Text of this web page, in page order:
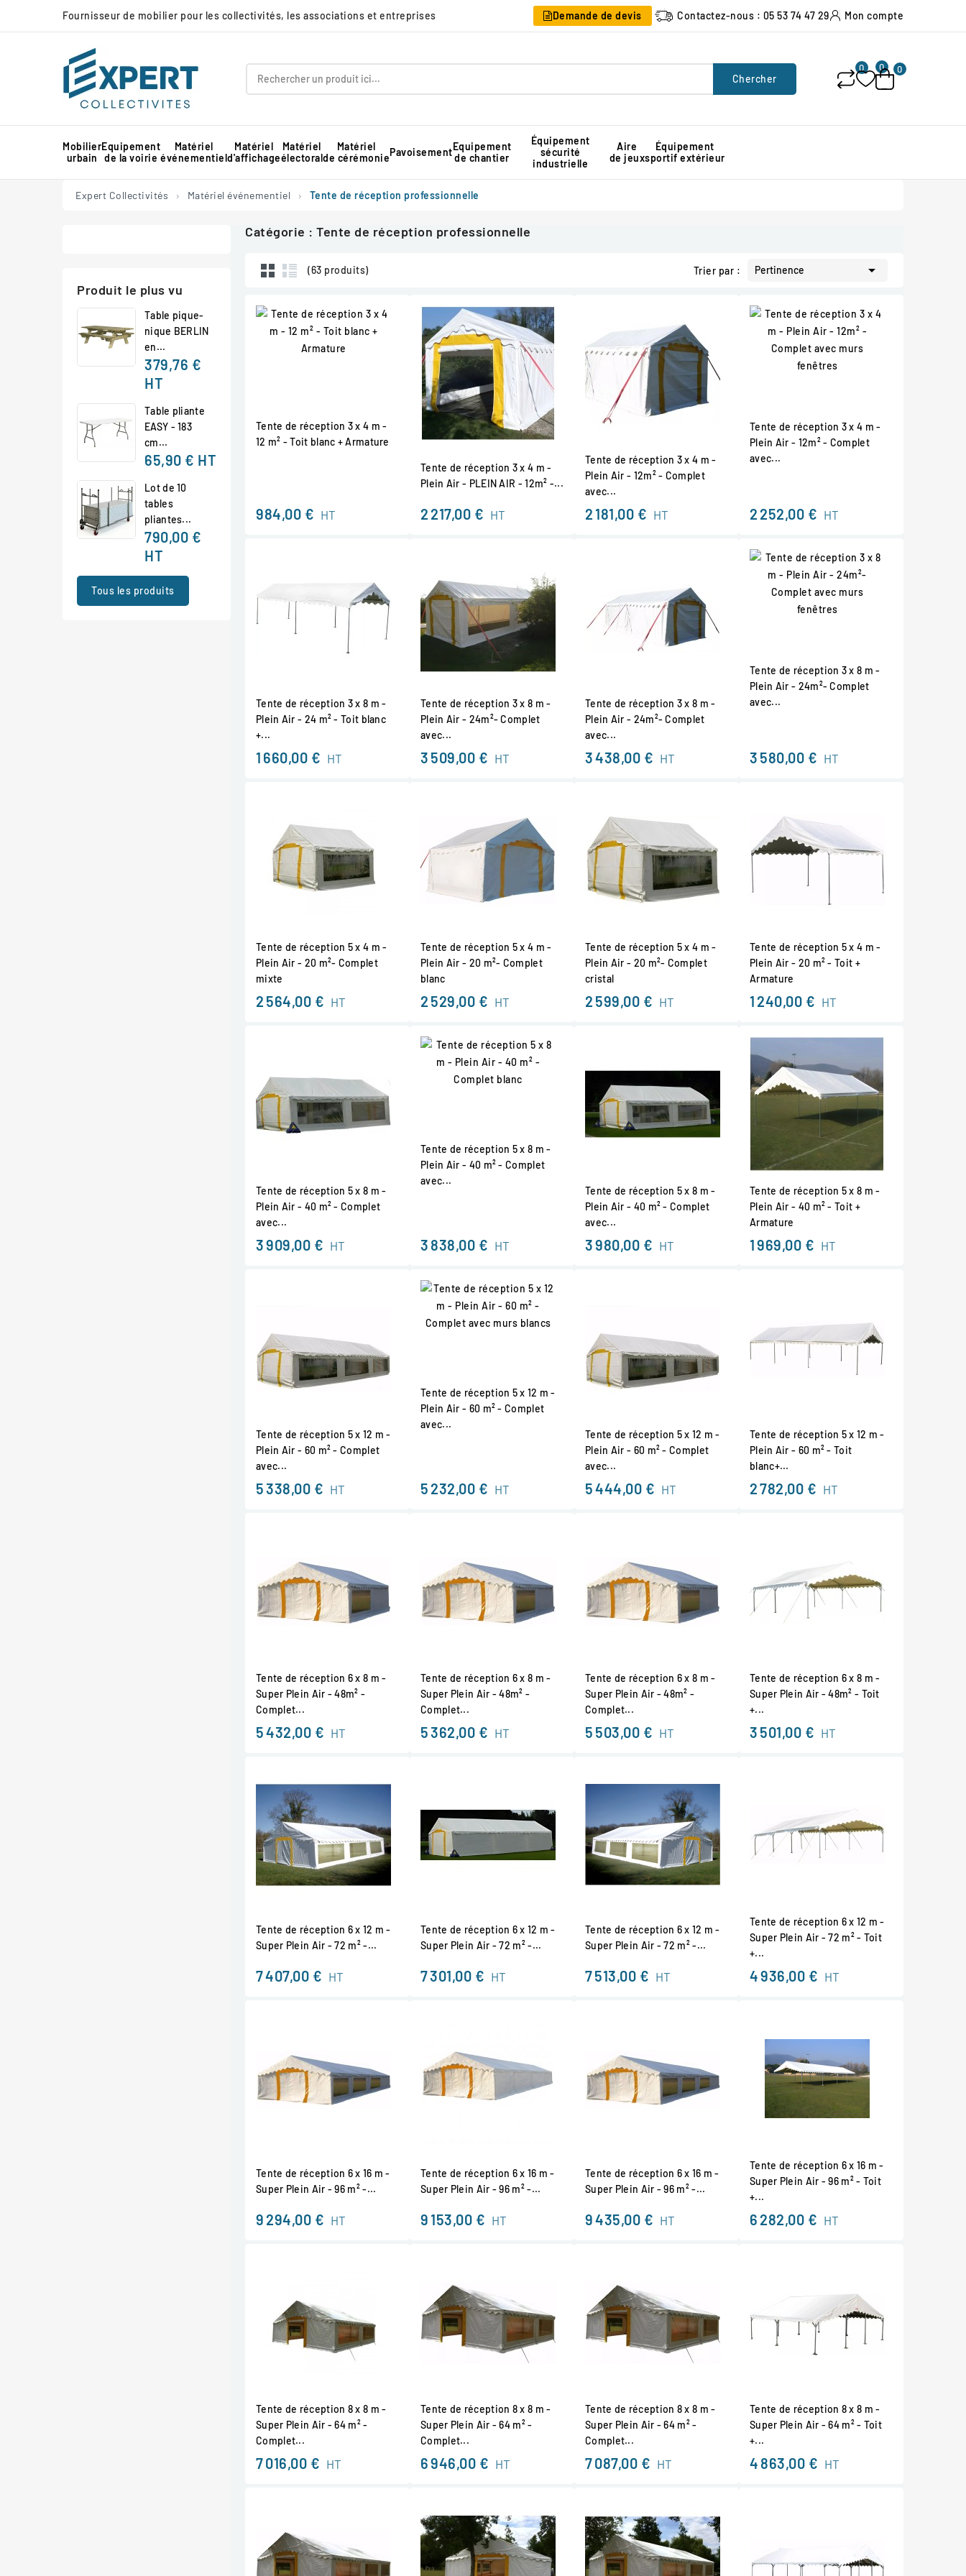
Fournisseur de mobilier pour les collectivités, les associations et entreprises Demande de devis Contactez-nous : 05 53 74 47 29 Mon compte
Chercher
0 0 0
Mobilier
urbain
Equipement
de la voirie
Matériel
événementiel
Matériel
d'affichage
Matériel
électoral
Matériel
de cérémoniePavoisementEquipement
de chantier
Équipement
sécurité
industrielle
Aire
de jeux
Équipement
sportif extérieur
Expert Collectivités Matériel événementiel Tente de réception professionnelle
Produit le plus vu
Table pique-
nique BERLIN
en...
379,76 €
HT
Table pliante
EASY - 183
cm...
65,90 € HT
Lot de 10
tables
pliantes...
790,00 €
HT
Tous les produits
Catégorie : Tente de réception professionnelle
(63 produits) Trier par : Pertinence 
Tente de réception 3 x 4 m -
12 m² - Toit blanc + Armature
984,00 € HT
Tente de réception 3 x 4 m -
Plein Air - PLEIN AIR - 12m² -...
2 217,00 € HT
Tente de réception 3 x 4 m -
Plein Air - 12m² - Complet
avec...
2 181,00 € HT
Tente de réception 3 x 4 m -
Plein Air - 12m² - Complet
avec...
2 252,00 € HT
Tente de réception 3 x 8 m -
Plein Air - 24 m² - Toit blanc
+...
1 660,00 € HT
Tente de réception 3 x 8 m -
Plein Air - 24m²- Complet
avec...
3 509,00 € HT
Tente de réception 3 x 8 m -
Plein Air - 24m²- Complet
avec...
3 438,00 € HT
Tente de réception 3 x 8 m -
Plein Air - 24m²- Complet
avec...
3 580,00 € HT
Tente de réception 5 x 4 m -
Plein Air - 20 m²- Complet
mixte
2 564,00 € HT
Tente de réception 5 x 4 m -
Plein Air - 20 m²- Complet
blanc
2 529,00 € HT
Tente de réception 5 x 4 m -
Plein Air - 20 m²- Complet
cristal
2 599,00 € HT
Tente de réception 5 x 4 m -
Plein Air - 20 m² - Toit +
Armature
1 240,00 € HT
Tente de réception 5 x 8 m -
Plein Air - 40 m² - Complet
avec...
3 909,00 € HT
Tente de réception 5 x 8 m -
Plein Air - 40 m² - Complet
avec...
3 838,00 € HT
Tente de réception 5 x 8 m -
Plein Air - 40 m² - Complet
avec...
3 980,00 € HT
Tente de réception 5 x 8 m -
Plein Air - 40 m² - Toit +
Armature
1 969,00 € HT
Tente de réception 5 x 12 m -
Plein Air - 60 m² - Complet
avec...
5 338,00 € HT
Tente de réception 5 x 12 m -
Plein Air - 60 m² - Complet
avec...
5 232,00 € HT
Tente de réception 5 x 12 m -
Plein Air - 60 m² - Complet
avec...
5 444,00 € HT
Tente de réception 5 x 12 m -
Plein Air - 60 m² - Toit
blanc+...
2 782,00 € HT
Tente de réception 6 x 8 m -
Super Plein Air - 48m² -
Complet...
5 432,00 € HT
Tente de réception 6 x 8 m -
Super Plein Air - 48m² -
Complet...
5 362,00 € HT
Tente de réception 6 x 8 m -
Super Plein Air - 48m² -
Complet...
5 503,00 € HT
Tente de réception 6 x 8 m -
Super Plein Air - 48m² - Toit
+...
3 501,00 € HT
Tente de réception 6 x 12 m -
Super Plein Air - 72 m² -...
7 407,00 € HT
Tente de réception 6 x 12 m -
Super Plein Air - 72 m² -...
7 301,00 € HT
Tente de réception 6 x 12 m -
Super Plein Air - 72 m² -...
7 513,00 € HT
Tente de réception 6 x 12 m -
Super Plein Air - 72 m² - Toit
+...
4 936,00 € HT
Tente de réception 6 x 16 m -
Super Plein Air - 96 m² -...
9 294,00 € HT
Tente de réception 6 x 16 m -
Super Plein Air - 96 m² -...
9 153,00 € HT
Tente de réception 6 x 16 m -
Super Plein Air - 96 m² -...
9 435,00 € HT
Tente de réception 6 x 16 m -
Super Plein Air - 96 m² - Toit
+...
6 282,00 € HT
Tente de réception 8 x 8 m -
Super Plein Air - 64 m² -
Complet...
7 016,00 € HT
Tente de réception 8 x 8 m -
Super Plein Air - 64 m² -
Complet...
6 946,00 € HT
Tente de réception 8 x 8 m -
Super Plein Air - 64 m² -
Complet...
7 087,00 € HT
Tente de réception 8 x 8 m -
Super Plein Air - 64 m² - Toit
+...
4 863,00 € HT